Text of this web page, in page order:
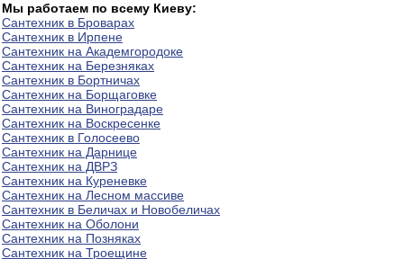
Мы работаем по всему Киеву:
Сантехник в Броварах
Сантехник в Ирпене
Сантехник на Академгородоке
Сантехник на Березняках
Сантехник в Бортничах
Сантехник на Борщаговке
Сантехник на Виноградаре
Сантехник на Воскресенке
Сантехник в Голосеево
Сантехник на Дарнице
Сантехник на ДВРЗ
Сантехник на Куреневке
Сантехник на Лесном массиве
Сантехник в Беличах и Новобеличах
Сантехник на Оболони
Сантехник на Позняках
Сантехник на Троещине